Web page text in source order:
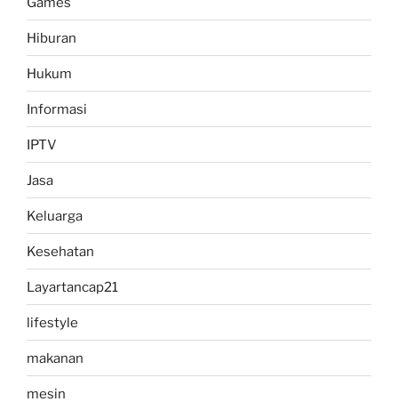
Hiburan
Hukum
Informasi
IPTV
Jasa
Keluarga
Kesehatan
Layartancap21
lifestyle
makanan
mesin